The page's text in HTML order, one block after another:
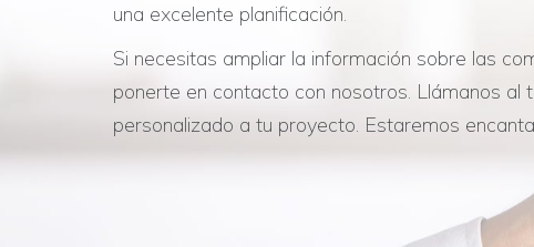
una excelente planificación.
Si necesitas ampliar la información sobre las
ponerte en contacto con nosotros. Llámanos al
personalizado a tu proyecto. Estaremos